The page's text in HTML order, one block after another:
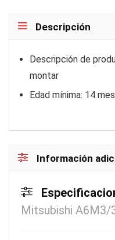
Descripción
Descripción de
montar
Edad mínima: 14
Información
Mitsubishi A6M3/